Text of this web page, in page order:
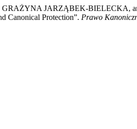
JARZĄBEK-BIELECKA,
Canonical Protection”. Prawo